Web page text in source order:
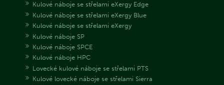
Kulové náboje se střelami eXergy Edge
Kulové náboje se střelami eXergy Blue
Kulové náboje se střelami eXergy
Kulové náboje SP
Kulové náboje SPCE
Kulové náboje HPC
Lovecké kulové náboje se střelami PTS
Kulové lovecké náboje se střelami Sierra